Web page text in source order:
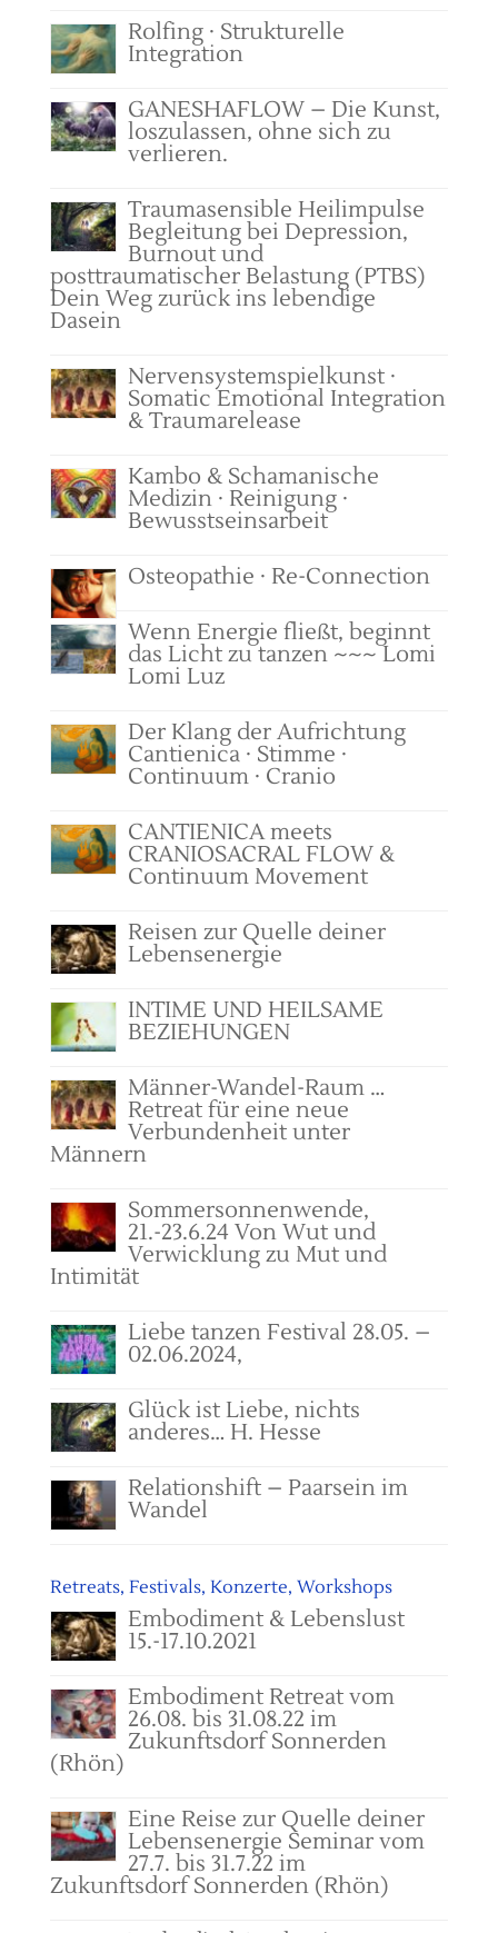
Rolfing · Strukturelle
Integration
GANESHAFLOW – Die Kunst,
loszulassen, ohne sich zu
verlieren.
Traumasensible Heilimpulse
Begleitung bei Depression,
Burnout und
posttraumatischer Belastung (PTBS)
Dein Weg zurück ins lebendige
Dasein
Nervensystemspielkunst ·
Somatic Emotional Integration
& Traumarelease
Kambo & Schamanische
Medizin · Reinigung ·
Bewusstseinsarbeit
Osteopathie · Re-Connection
Wenn Energie fließt, beginnt
das Licht zu tanzen ~~~ Lomi
Lomi Luz
Der Klang der Aufrichtung
Cantienica · Stimme ·
Continuum · Cranio
CANTIENICA meets
CRANIOSACRAL FLOW &
Continuum Movement
Reisen zur Quelle deiner
Lebensenergie
INTIME UND HEILSAME
BEZIEHUNGEN
Männer-Wandel-Raum …
Retreat für eine neue
Verbundenheit unter
Männern
Sommersonnenwende,
21.-23.6.24 Von Wut und
Verwicklung zu Mut und
Intimität
Liebe tanzen Festival 28.05. –
02.06.2024,
Glück ist Liebe, nichts
anderes… H. Hesse
Relationshift – Paarsein im
Wandel
Retreats, Festivals, Konzerte, Workshops
Embodiment & Lebenslust
15.-17.10.2021
Embodiment Retreat vom
26.08. bis 31.08.22 im
Zukunftsdorf Sonnerden
(Rhön)
Eine Reise zur Quelle deiner
Lebensenergie Seminar vom
27.7. bis 31.7.22 im
Zukunftsdorf Sonnerden (Rhön)